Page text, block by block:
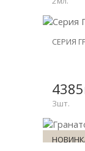
-20%
СЕРИЯ
3шт.